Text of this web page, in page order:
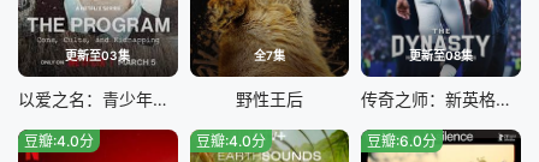
更新至03集
以爱之名：青少年矫正计划内幕揭秘
全7集
野性王后
更新至08集
传奇之师：新英格兰爱国者
豆瓣:4.0分 豆瓣:4.0分 豆瓣:6.0分